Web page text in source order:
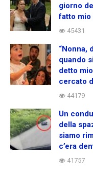
giorno
fatto mio
45431
“Nonna,
quando
detto
cercato
44179
Un
della
siamo
c’era
41757